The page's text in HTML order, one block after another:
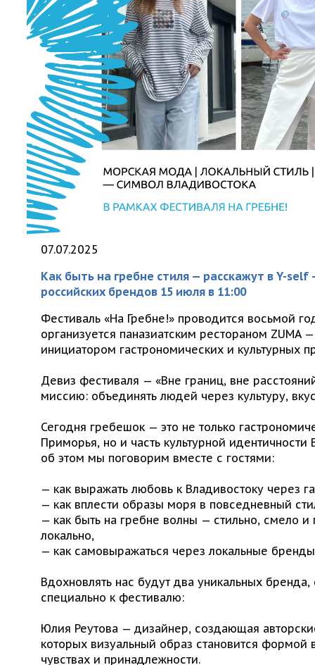
07.07.2025
Как быть на гребне стиля — расскажут в Y-self
российских брендов 15 июля в 11:00
Фестиваль «На Гребне!» проводится восьмой
организуется паназиатским рестораном ZUMA
инициатором гастрономических и культурных
Девиз фестиваля — «Вне границ, вне
миссию: объединять людей через культуру,
Сегодня гребешок — это не только
Приморья, но и часть культурной
об этом мы поговорим вместе с гостями:
— как выражать любовь к Владивостоку через
— как вплести образы моря в повседневный
— как быть на гребне волны — стильно, смело
локально,
— как самовыражаться через локальные
Вдохновлять нас будут два уникальных
специально к фестивалю:
Юлия Реутова — дизайнер, создающая
которых визуальный образ становится формой
чувствах и принадлежности.